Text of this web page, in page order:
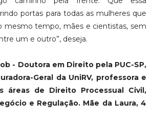
portas para todas as mulheres que
mesmo tempo, mães e cientistas, sem
um e outro”, deseja.
- Doutora em Direito pela PUC-SP,
Geral da UniRV, professora e
áreas de Direito Processual Civil,
e Regulação. Mãe da Laura, 4